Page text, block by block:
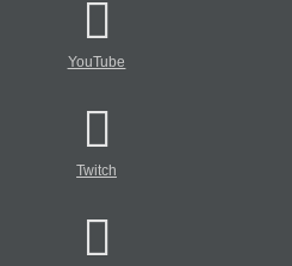
YouTube
Twitch